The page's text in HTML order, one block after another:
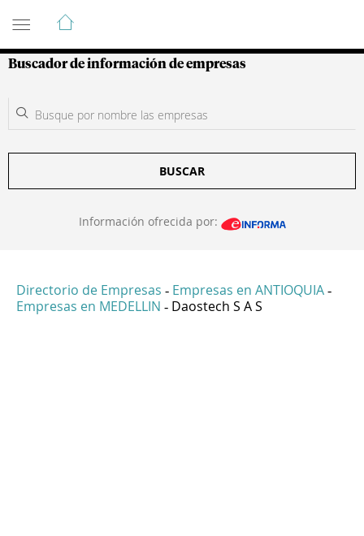
Guía de Empresas Colombianas
Buscador de información de empresas
BUSCAR
Información ofrecida por:
Directorio de Empresas - Empresas en ANTIOQUIA -
Empresas en MEDELLIN - Daostech S A S